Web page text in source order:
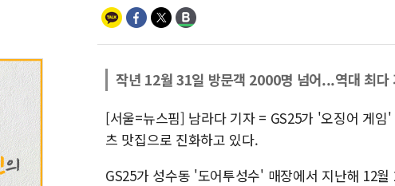
작년 12월 31일 방문객 2000명 넘어...역대 최다
[서울=뉴스핌] 남라다 기자 = GS25가 '오징어 게
츠 맛집으로 진화하고 있다.
GS25가 성수동 '도어투성수' 매장에서 지난해 12